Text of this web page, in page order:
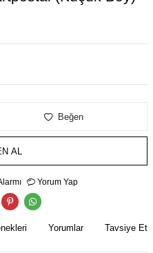
Beğen
AL
Yorum Yap
Yorumlar Tavsiye Et